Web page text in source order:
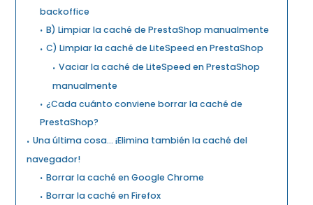
backoffice
B) Limpiar la caché de PrestaShop manualmente
C) Limpiar la caché de LiteSpeed en PrestaShop
Vaciar la caché de LiteSpeed en PrestaShop
manualmente
¿Cada cuánto conviene borrar la caché de
PrestaShop?
Una última cosa… ¡Elimina también la caché del
navegador!
Borrar la caché en Google Chrome
Borrar la caché en Firefox